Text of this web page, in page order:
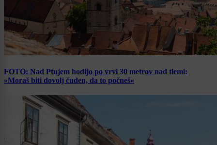
FOTO: Nad Ptujem hodijo po vrvi 30 metrov nad tlemi:
»Moraš biti dovolj čuden, da to počneš«